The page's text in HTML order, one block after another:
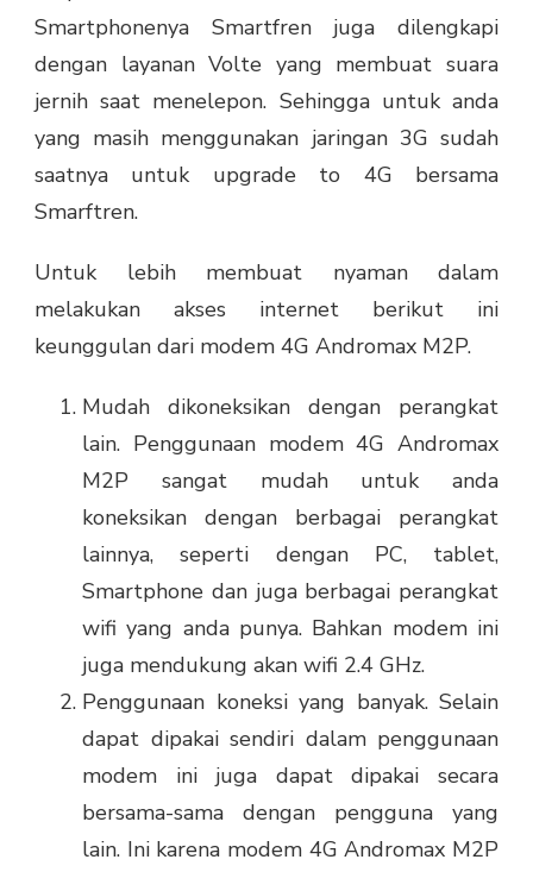
Smartphonenya Smartfren juga dilengkapi
dengan layanan Volte yang membuat suara
jernih saat menelepon. Sehingga untuk anda
yang masih menggunakan jaringan 3G sudah
saatnya untuk upgrade to 4G bersama
Smarftren.
Untuk lebih membuat nyaman dalam
melakukan akses internet berikut ini
keunggulan dari modem 4G Andromax M2P.
Mudah dikoneksikan dengan perangkat
lain. Penggunaan modem 4G Andromax
M2P sangat mudah untuk anda
koneksikan dengan berbagai perangkat
lainnya, seperti dengan PC, tablet,
Smartphone dan juga berbagai perangkat
wifi yang anda punya. Bahkan modem ini
juga mendukung akan wifi 2.4 GHz.
Penggunaan koneksi yang banyak. Selain
dapat dipakai sendiri dalam penggunaan
modem ini juga dapat dipakai secara
bersama-sama dengan pengguna yang
lain. Ini karena modem 4G Andromax M2P